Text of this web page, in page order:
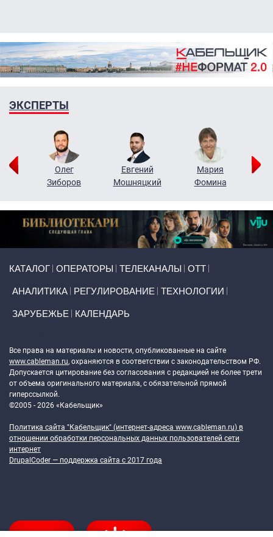
ЭКСПЕРТЫ
Олег
Зиборов
Евгений
Мошняцкий
Мария
Фомина
КАТАЛОГ ОПЕРАТОРЫ ТЕЛЕКАНАЛЫ ОТТ
АНАЛИТИКА РЕГУЛИРОВАНИЕ ТЕХНОЛОГИИ
ЗАРУБЕЖЬЕ КАЛЕНДАРЬ
Все права на материалы и новости, опубликованные на сайте
www.cableman.ru, охраняются в соответствии с законодательством РФ.
Допускается цитирование без согласования с редакцией не более трети
от объема оригинального материала, с обязательной прямой
гиперссылкой.
©2005 - 2026 «Кабельщик»
Политика сайта "Кабельщик" (интернет-адреса www.cableman.ru) в
отношении обработки персональных данных пользователей сети
интернет
DrupalCoder — поддержка сайта c 2017 года